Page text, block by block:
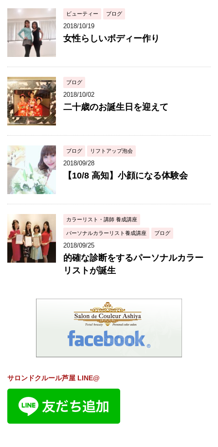
ビューティー ブログ
2018/10/19
女性らしいボディー作り
ブログ
2018/10/02
二十歳のお誕生日を迎えて
ブログ リフトアップ泡会
2018/09/28
【10/8 高知】小顔になる体験会
カラーリスト・講師 養成講座
パーソナルカラーリスト養成講座 ブログ
2018/09/25
的確な診断をするパーソナルカラー
リストが誕生
サロンドクルール芦屋 LINE@